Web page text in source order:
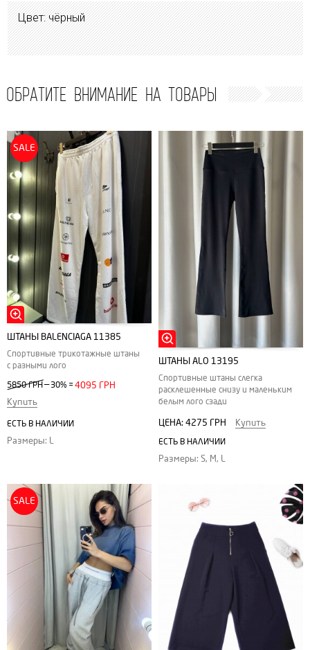
Цвет: чёрный
ОБРАТИТЕ ВНИМАНИЕ НА ТОВАРЫ
SALE
ШТАНЫ BALENCIAGA 11385
Спортивные трикотажные штаны
с разными лого
5850 ГРН — 30% =4095 ГРН
Купить
ЕСТЬ В НАЛИЧИИ
Размеры: L
ШТАНЫ ALO 13195
Спортивные штаны слегка
расклешенные снизу и маленьким
белым лого сзади
ЦЕНА: 4275 ГРН Купить
ЕСТЬ В НАЛИЧИИ
Размеры: S, M, L
SALE